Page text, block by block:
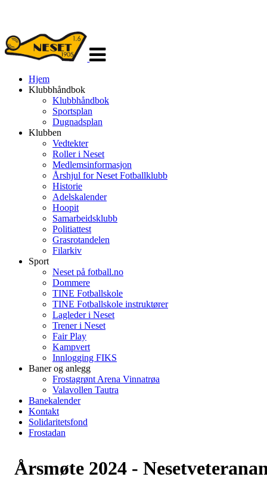
navigasjon
Hjem
Klubbhåndbok
Klubbhåndbok
Sportsplan
Dugnadsplan
Klubben
Vedtekter
Roller i Neset
Medlemsinformasjon
Årshjul for Neset Fotballklubb
Historie
Adelskalender
Hoopit
Samarbeidsklubb
Politiattest
Grasrotandelen
Filarkiv
Sport
Neset på fotball.no
Dommere
TINE Fotballskole
TINE Fotballskole instruktører
Lagleder i Neset
Trener i Neset
Fair Play
Kampvert
Innlogging FIKS
Baner og anlegg
Frostagrønt Arena Vinnatrøa
Valavollen Tautra
Banekalender
Kontakt
Solidaritetsfond
Frostadan
Årsmøte 2024 -